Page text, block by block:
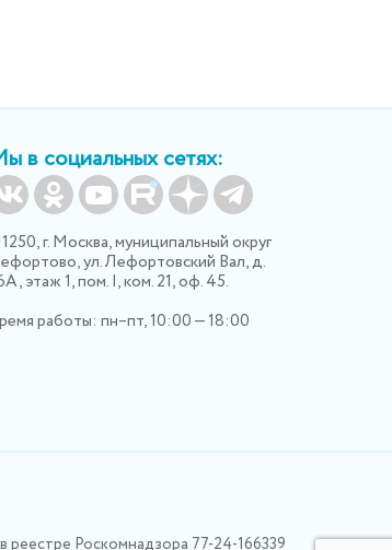
в социальных сетях:
г. Москва, муниципальный округ
ул. Лефортовский Вал, д.
этаж 1, пом. I, ком. 21, оф. 45.
работы: пн–пт, 10:00 — 18:00
Роскомнадзора 77-24-166339